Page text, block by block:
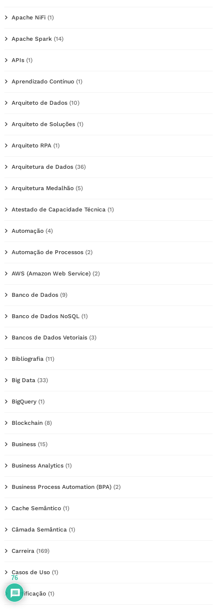
Apache NiFi (1)
Apache Spark (14)
APIs (1)
Aprendizado Contínuo (1)
Arquiteto de Dados (10)
Arquiteto de Soluções (1)
Arquiteto RPA (1)
Arquitetura de Dados (36)
Arquitetura Medalhão (5)
Atestado de Capacidade Técnica (1)
Automação (4)
Automação de Processos (2)
AWS (Amazon Web Service) (2)
Banco de Dados (9)
Banco de Dados NoSQL (1)
Bancos de Dados Vetoriais (3)
Bibliografia (11)
Big Data (33)
BigQuery (1)
Blockchain (8)
Business (15)
Business Analytics (1)
Business Process Automation (BPA) (2)
Cache Semântico (1)
Câmada Semântica (1)
Carreira (169)
Casos de Uso (1)
Certificação (1)
76